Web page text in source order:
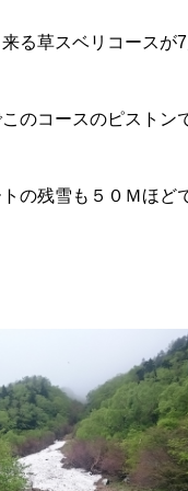
る草スベリコースが
のコースのピストン
の残雪も５０Ｍほ